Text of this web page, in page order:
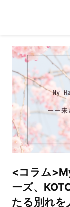
<コラム
ーズ、
たる別れを